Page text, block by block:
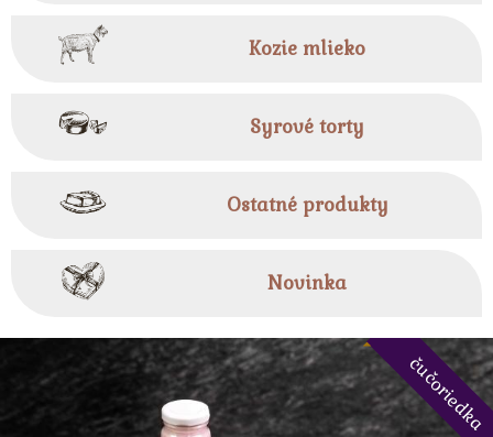
Kozie mlieko
Syrové torty
Ostatné produkty
Novinka
čučoriedka